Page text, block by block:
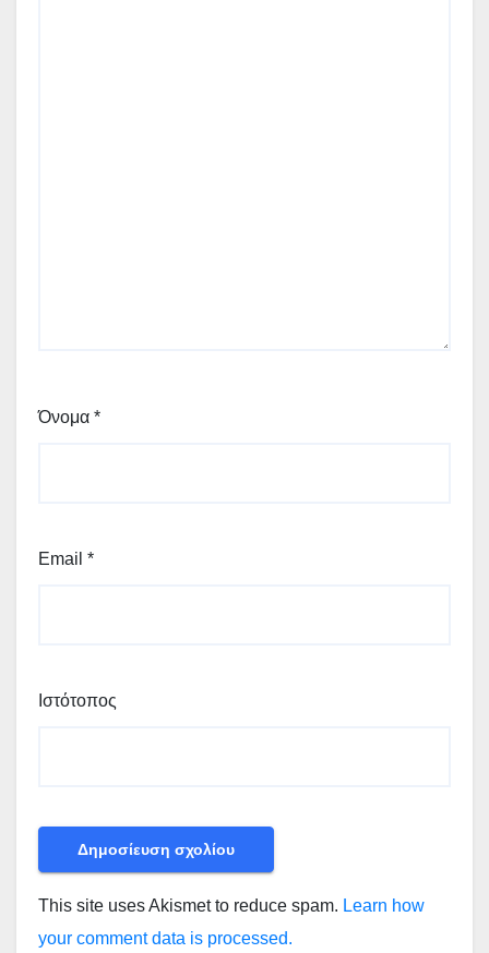
Όνομα *
Email *
Ιστότοπος
This site uses Akismet to reduce spam. Learn how
your comment data is processed.